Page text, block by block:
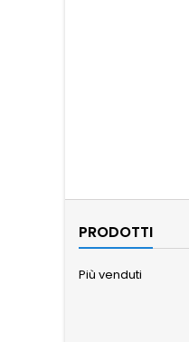
PRODOTTI
Più venduti